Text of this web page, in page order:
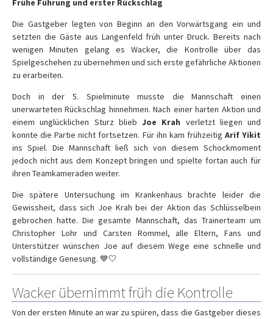
Frühe Führung und erster Rückschlag
Die Gastgeber legten von Beginn an den Vorwärtsgang ein und
setzten die Gäste aus Langenfeld früh unter Druck. Bereits nach
wenigen Minuten gelang es Wacker, die Kontrolle über das
Spielgeschehen zu übernehmen und sich erste gefährliche Aktionen
zu erarbeiten.
Doch in der 5. Spielminute musste die Mannschaft einen
unerwarteten Rückschlag hinnehmen. Nach einer harten Aktion und
einem unglücklichen Sturz blieb Joe Krah verletzt liegen und
konnte die Partie nicht fortsetzen. Für ihn kam frühzeitig Arif Yikit
ins Spiel. Die Mannschaft ließ sich von diesem Schockmoment
jedoch nicht aus dem Konzept bringen und spielte fortan auch für
ihren Teamkameraden weiter.
Die spätere Untersuchung im Krankenhaus brachte leider die
Gewissheit, dass sich Joe Krah bei der Aktion das Schlüsselbein
gebrochen hatte. Die gesamte Mannschaft, das Trainerteam um
Christopher Lohr und Carsten Rommel, alle Eltern, Fans und
Unterstützer wünschen Joe auf diesem Wege eine schnelle und
vollständige Genesung. 💙🤍
Wacker übernimmt früh die Kontrolle
Von der ersten Minute an war zu spüren, dass die Gastgeber dieses